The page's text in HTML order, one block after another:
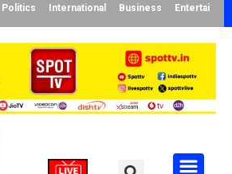
Politics International Business